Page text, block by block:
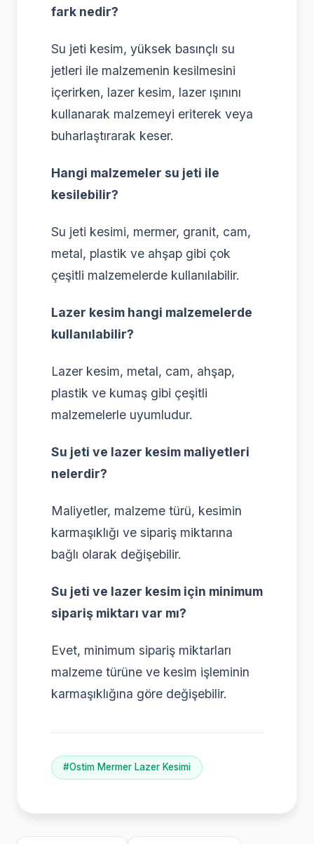
fark nedir?
Su jeti kesim, yüksek basınçlı su
jetleri ile malzemenin kesilmesini
içerirken, lazer kesim, lazer ışınını
kullanarak malzemeyi eriterek veya
buharlaştırarak keser.
Hangi malzemeler su jeti ile
kesilebilir?
Su jeti kesimi, mermer, granit, cam,
metal, plastik ve ahşap gibi çok
çeşitli malzemelerde kullanılabilir.
Lazer kesim hangi malzemelerde
kullanılabilir?
Lazer kesim, metal, cam, ahşap,
plastik ve kumaş gibi çeşitli
malzemelerle uyumludur.
Su jeti ve lazer kesim maliyetleri
nelerdir?
Maliyetler, malzeme türü, kesimin
karmaşıklığı ve sipariş miktarına
bağlı olarak değişebilir.
Su jeti ve lazer kesim için minimum
sipariş miktarı var mı?
Evet, minimum sipariş miktarları
malzeme türüne ve kesim işleminin
karmaşıklığına göre değişebilir.
#Ostim Mermer Lazer Kesimi